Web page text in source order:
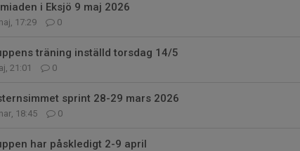
i Eksjö 9 maj 2026
17:29 0
träning inställd torsdag 14/5
21:01 0
sprint 28-29 mars 2026
18:45 0
har påskledigt 2-9 april